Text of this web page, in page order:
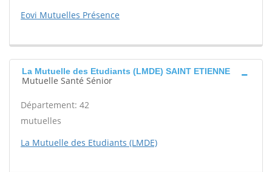
Eovi Mutuelles Présence
La Mutuelle des Etudiants (LMDE) SAINT ETIENNE
Mutuelle Santé Sénior
Département: 42
mutuelles
La Mutuelle des Etudiants (LMDE)